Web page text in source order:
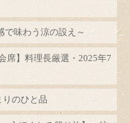
で味わう涼の設え～
席】料理長厳選・2025年7
のひと品